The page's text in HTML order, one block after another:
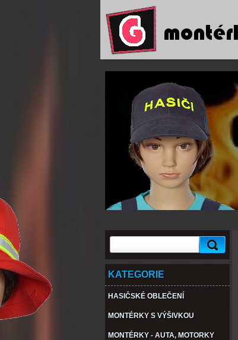
KATEGORIE
HASIČSKÉ OBLEČENÍ
MONTÉRKY S VÝŠIVKOU
MONTÉRKY - AUTA, MOTORKY